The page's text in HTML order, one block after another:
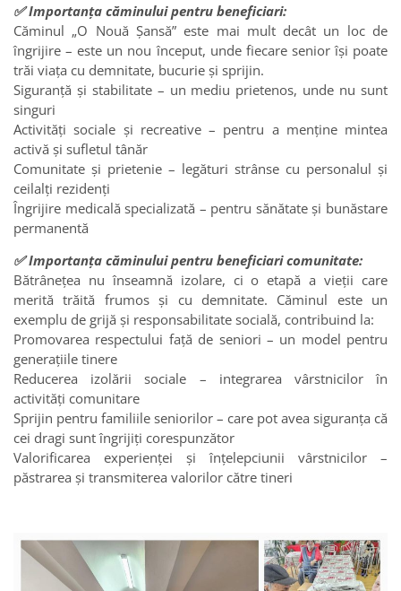
✅ Importanța căminului pentru beneficiari:
Căminul „O Nouă Șansă” este mai mult decât un loc de
îngrijire – este un nou început, unde fiecare senior își poate
trăi viața cu demnitate, bucurie și sprijin.
Siguranță și stabilitate – un mediu prietenos, unde nu sunt
singuri
Activități sociale și recreative – pentru a menține mintea
activă și sufletul tânăr
Comunitate și prietenie – legături strânse cu personalul și
ceilalți rezidenți
Îngrijire medicală specializată – pentru sănătate și bunăstare
permanentă
✅ Importanța căminului pentru beneficiari comunitate:
Bătrânețea nu înseamnă izolare, ci o etapă a vieții care
merită trăită frumos și cu demnitate. Căminul este un
exemplu de grijă și responsabilitate socială, contribuind la:
Promovarea respectului față de seniori – un model pentru
generațiile tinere
Reducerea izolării sociale – integrarea vârstnicilor în
activități comunitare
Sprijin pentru familiile seniorilor – care pot avea siguranța că
cei dragi sunt îngrijiți corespunzător
Valorificarea experienței și înțelepciunii vârstnicilor –
păstrarea și transmiterea valorilor către tineri